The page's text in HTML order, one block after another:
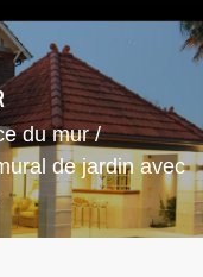
du mur/
de jardin avec